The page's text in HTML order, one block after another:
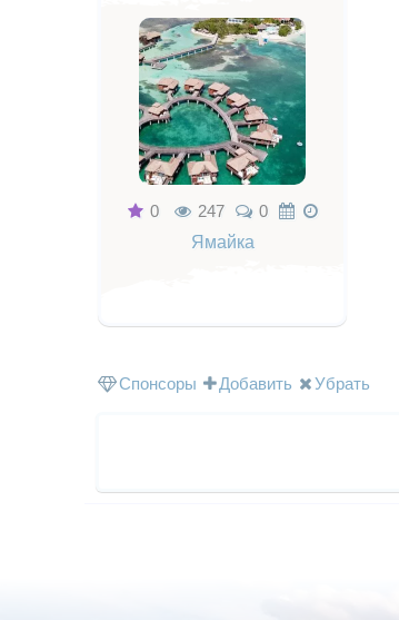
0 247
0
Ямайка
Спонсоры Добавить Убрать